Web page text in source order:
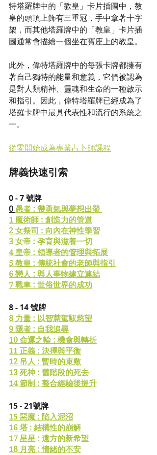
特塔羅牌中的「教皇」卡片插圖中，教
皇的頭頂上飾有三重冠，手中拿著十字
架，而其他塔羅牌中的「教皇」卡片插
圖通常會描繪一個坐在寶座上的教皇。
此外，偉特塔羅牌中的每張卡牌都擁有
著自己獨特的能量和意義，它們被認為
是對人類精神、靈魂和生命的一種啟示
和指引。因此，偉特塔羅牌已經成為了
塔羅卡牌中最具代表性和流行的系統之
一。
從零開始成為專業占卜師課程
牌義快速引索
0 - 7 號牌
0 愚者 : 帶勇氣與夢想出發
1 魔術師 : 創造力的管道
2 女祭司 : 向內在神性學習
3 女帝 : 孕育與滋養一切
4 皇帝 : 領導者的管理與拓展
5 教皇 : 傳統社會的老師與指引
6 戀人 : 與人事物建立連結
7 戰車 : 世俗世界的成功
8 - 14 號牌
8 力量 : 以智慧駕馭慾望
9 隱者 : 自我追尋
10 命運之輪 : 機會與轉折
11 正義 : 決擇與平衡
12 吊人 : 暫時的束敷
13 死神 : 舊階段的死去
14 節制 : 整合經驗後提升
15 - 21號牌
15 惡魔 : 陷入泥沼
16 塔 : 結構性的崩解
17 星星 : 遠方的新希望
18 月亮 : 情緒的不安